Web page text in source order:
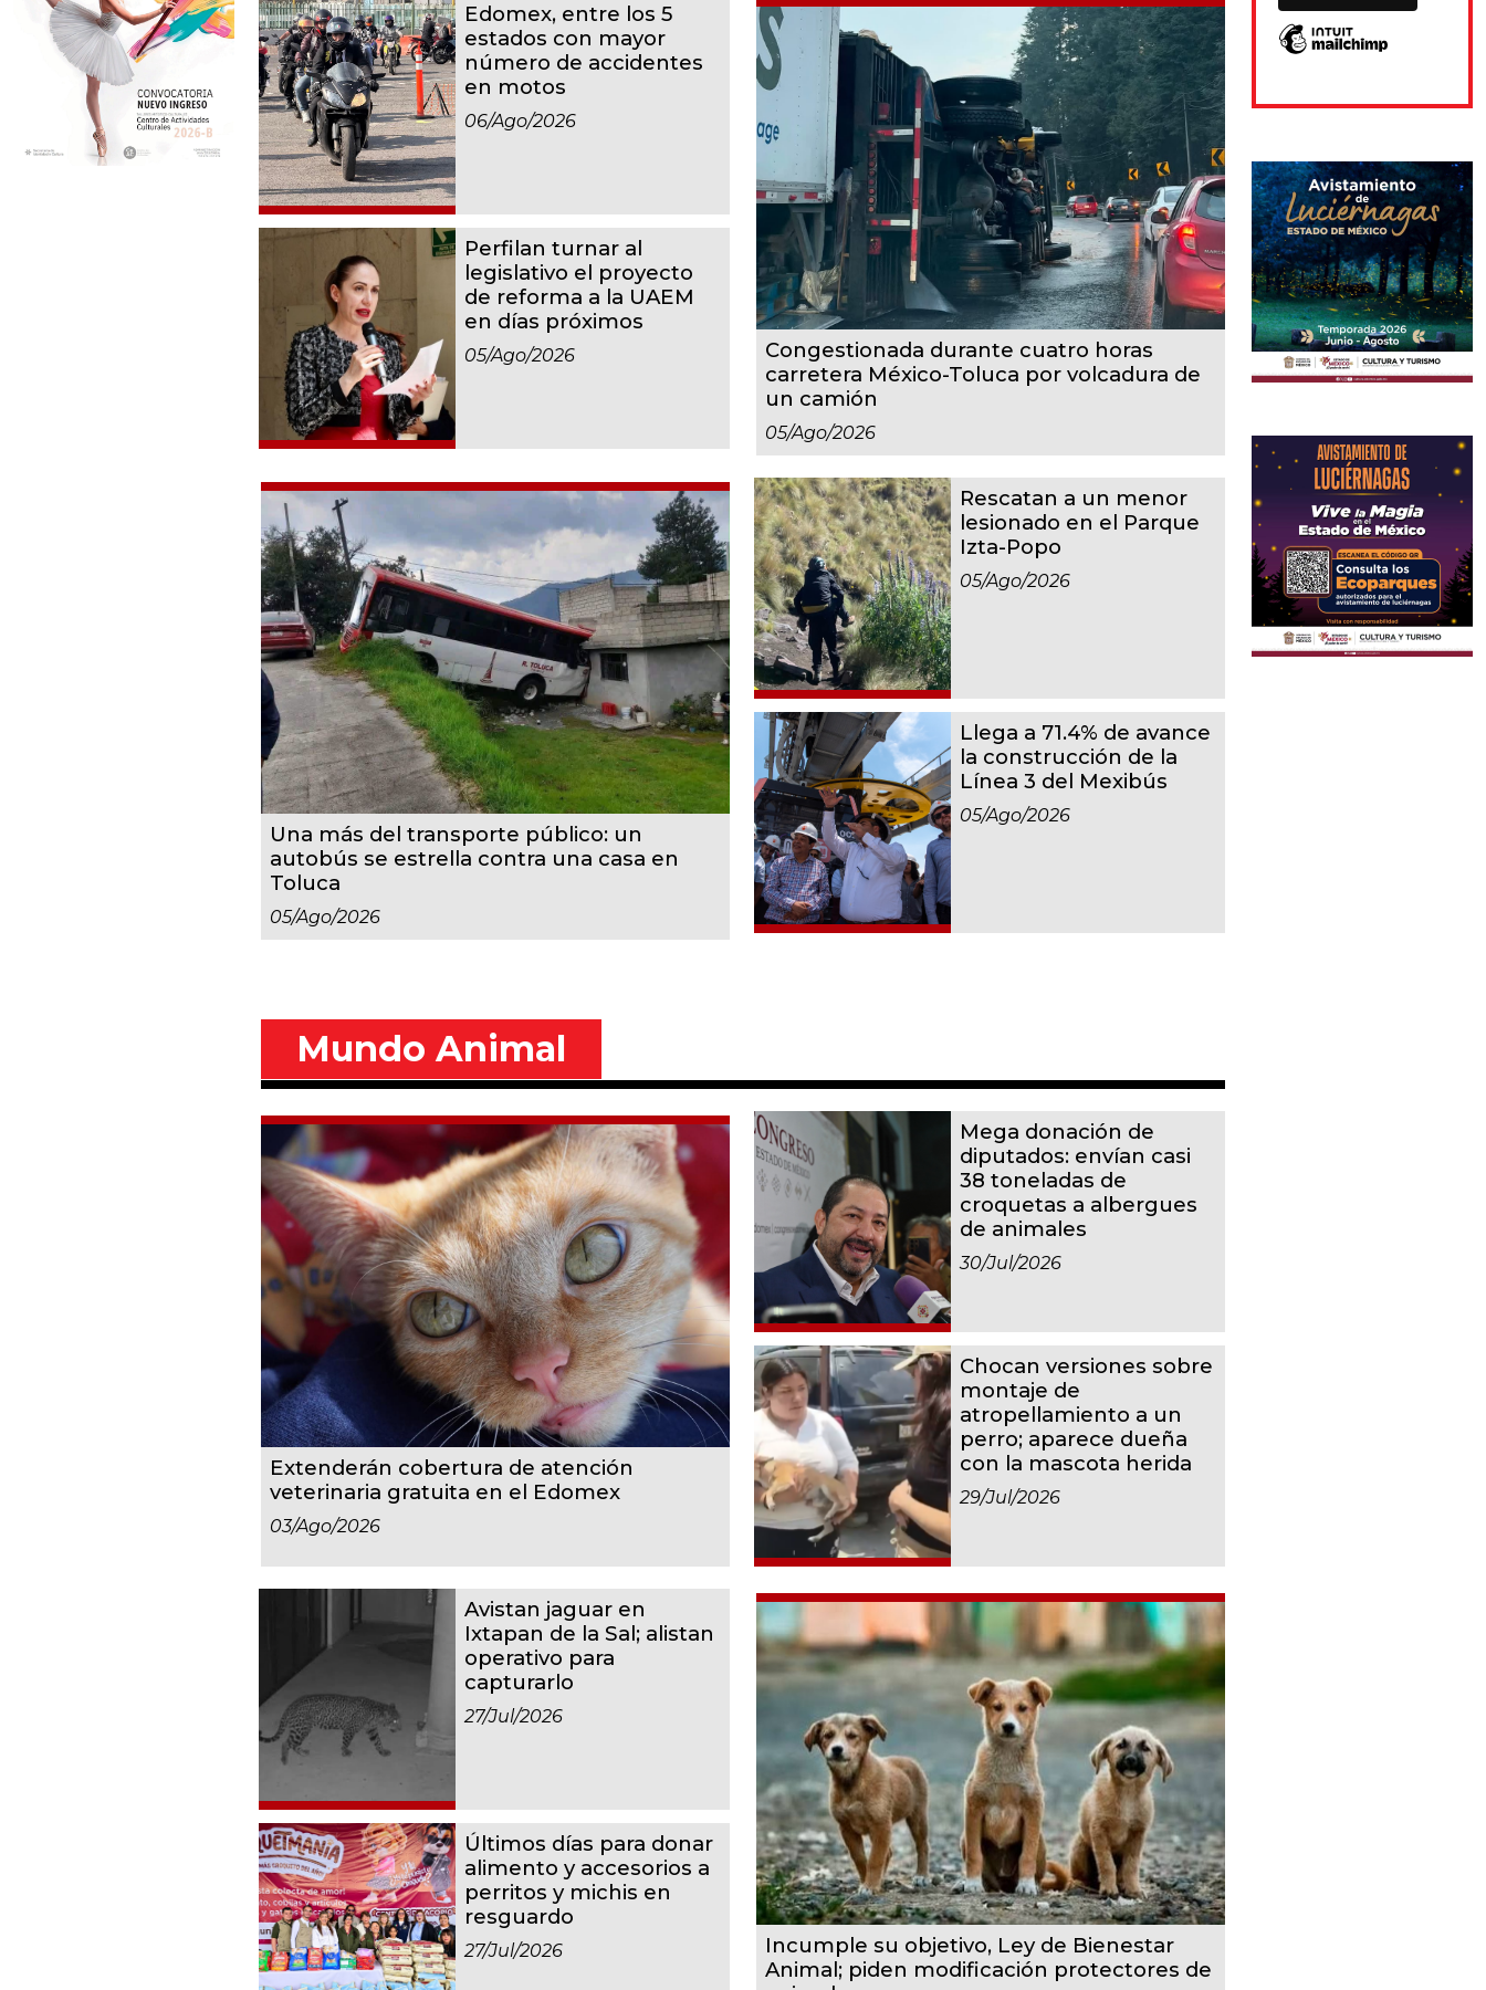
Edomex, entre los 5
estados con mayor
número de accidentes
en motos
06/ago/2026
Perfilan turnar al
legislativo el proyecto
de reforma a la UAEM
en días próximos
05/ago/2026
Congestionada durante cuatro horas
carretera México-Toluca por volcadura de
un camión
05/ago/2026
Una más del transporte público: un
autobús se estrella contra una casa en
Toluca
05/ago/2026
Rescatan a un menor
lesionado en el Parque
Izta-Popo
05/ago/2026
Llega a 71.4% de avance
la construcción de la
Línea 3 del Mexibús
05/ago/2026
Mundo Animal
Extenderán cobertura de atención
veterinaria gratuita en el Edomex
03/ago/2026
Mega donación de
diputados: envían casi
38 toneladas de
croquetas a albergues
de animales
30/jul/2026
Chocan versiones sobre
montaje de
atropellamiento a un
perro; aparece dueña
con la mascota herida
29/jul/2026
Avistan jaguar en
Ixtapan de la Sal; alistan
operativo para
capturarlo
27/jul/2026
Últimos días para donar
alimento y accesorios a
perritos y michis en
resguardo
27/jul/2026
Incumple su objetivo, Ley de Bienestar
Animal; piden modificación protectores de